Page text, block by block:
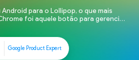
para o Lollipop, o que mais
foi aquele botão para gerenciar
uma nova forma para gerenciar